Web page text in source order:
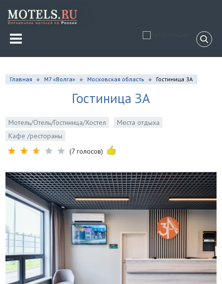
Главная М7 «Волга» Московская область Гостиница ЗА
Гостиница ЗА
Мотель/Отель/Гостиница/Хостел
Места отдыха
Кафе /рестораны
(7 голосов)